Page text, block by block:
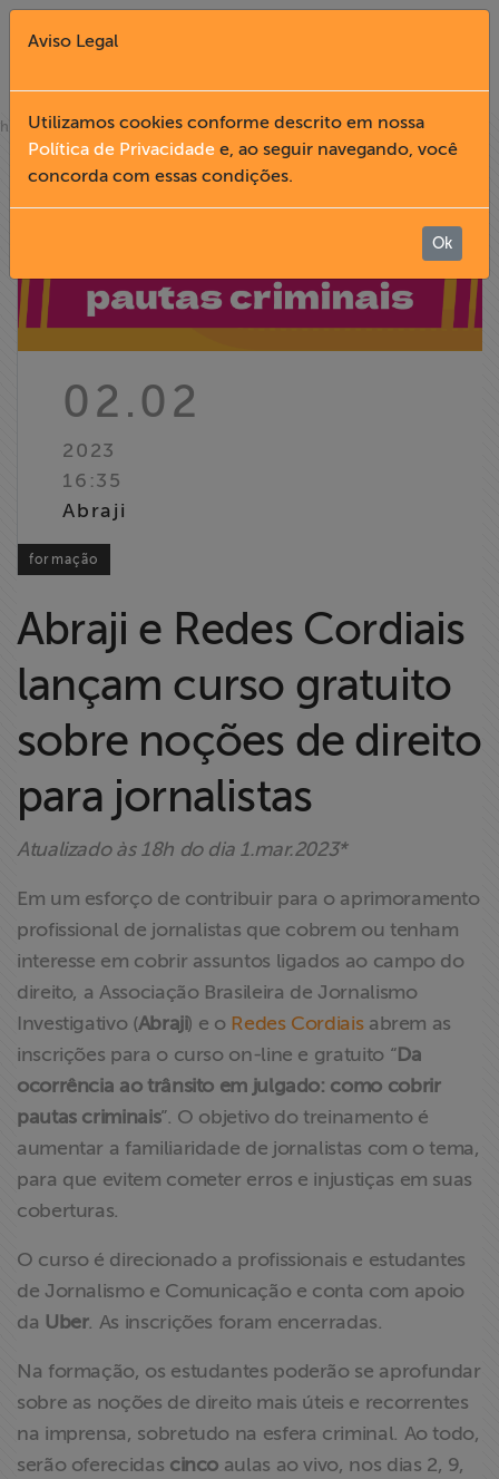
Fechar X
English
Institucional
Informação
Liberdade de
Expressão
Projetos
Proteção Legal
e Litigância
Documentários
dos
Homenageados
Associe-se
Doe para
ABRAJI
>> Conteúdo
exclusivo para
Assine a nossa
newsletter
Fale Conosco
home»notícias
02.02
2023
16:35
Abraji
formação
Abraji e Redes Cordiais
lançam curso gratuito
sobre noções de direito
para jornalistas
Atualizado às 18h do dia 1.mar.2023*
Em um esforço de contribuir para o aprimoramento
profissional de jornalistas que cobrem ou tenham
interesse em cobrir assuntos ligados ao campo do
direito, a Associação Brasileira de Jornalismo
Investigativo (Abraji) e o Redes Cordiaisabrem as
inscrições para o curso on-line e gratuito “ Da
ocorrência ao trânsito em julgado: como cobrir
pautas criminais”. O objetivo do treinamento é
aumentar a familiaridade de jornalistas com o tema,
para que evitem cometer erros e injustiças em suas
coberturas.
O curso é direcionado a profissionais e estudantes
de Jornalismo e Comunicação e conta com apoio
da Uber. As inscrições foram encerradas.
Na formação, os estudantes poderão se aprofundar
sobre as noções de direito mais úteis e recorrentes
na imprensa, sobretudo na esfera criminal. Ao todo,
serão oferecidas cinco aulas ao vivo, nos dias 2, 9,
Aviso Legal
Utilizamos cookies conforme descrito em nossa
Política de Privacidade e, ao seguir navegando, você
concorda com essas condições.
Ok